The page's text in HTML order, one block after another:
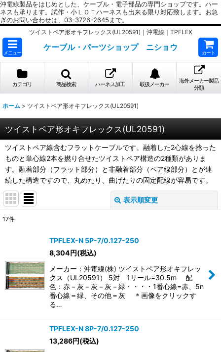
沖電線製品をはじめとした、ケーブル・電子部品の専門ショップです。ハー
ネスも承ります。試作・小ＬＯＴハーネスも出来る限り対応致します。お急
ぎのお問い合わせは、03-3726-2645まで。
ツイストペア形オキフレックス(UL20591)｜沖電線｜TPFLEX
メニュー
ケーブル・パーツショップ ニショウ
カート
カテゴリ 商品検索 ハーネス加工 取扱メーカー
海外メーカー製品
分類
ホーム > ツイストペア形オキフレックス(UL20591)
ツイストペア形オキフレックス(UL20591)
ツイストペア線含むフラットケーブルです。融着した2心線を捻った
ものと単心線2本を撚り合せたツイストペア構造の2種類がありま
す。融着部分（フラット部分）と非融着部分（ペア線部分）とが連
続した構造ですので、丸めたり、曲げたりの固定配線が容易です。
表示順変更
並び順:
17件
TPFLEX-N 5P-7/0.127-250
8,304円(税込)
メーカー：沖電線(株) ツイストペア形オキフレッ
クス（UL20591） 5対 1リール=30.5m 配
色：赤－灰－灰－灰－緑・・・・1番心線=赤、5n
番心線＝緑、その他＝灰 ＊画像をクリックす
る…
TPFLEX-N 8P-7/0.127-250
13,286円(税込)